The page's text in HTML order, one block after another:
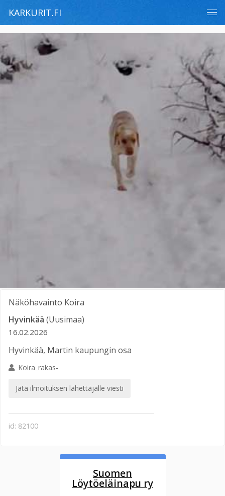
KARKURIT.FI
Näköhavainto Koira
Hyvinkää (Uusimaa)
16.02.2026
Hyvinkää, Martin kaupungin osa
Koira_rakas-
Jätä ilmoituksen lähettäjälle viesti
id: 82100
Suomen
Löytöeläinapu ry